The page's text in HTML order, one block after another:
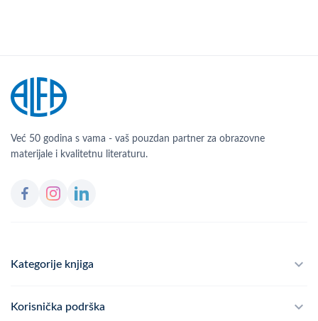
Već 50 godina s vama - vaš pouzdan partner za obrazovne
materijale i kvalitetnu literaturu.
Kategorije knjiga
Školski program
Korisnička podrška